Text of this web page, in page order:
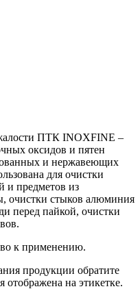
ПТК INOXFINE –
оксидов и пятен
и нержавеющих
для очистки
и предметов из
очистки стыков алюминия
перед пайкой, очистки
к применению.
продукции обратите
на этикетке.